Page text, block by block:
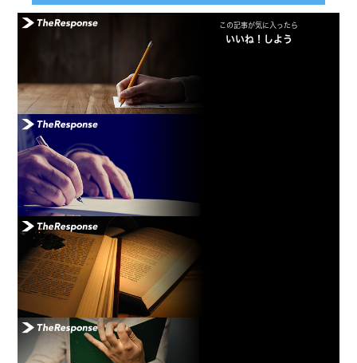
この記事が気に入ったら
いいね！しよう